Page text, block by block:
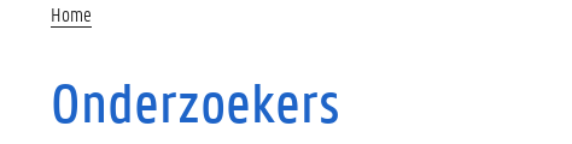
Home
Onderzoekers